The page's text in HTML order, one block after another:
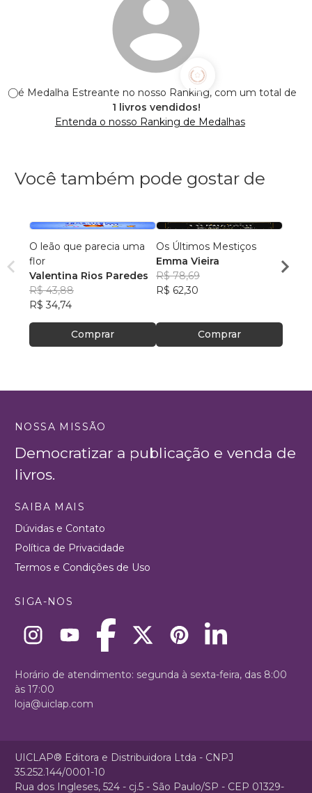
⃝ é Medalha Estreante no nosso Ranking, com um total de
1 livros vendidos!
Entenda o nosso Ranking de Medalhas
Você também pode gostar de
O leão que parecia uma
flor
Valentina Rios Paredes
R$ 43,88
R$ 34,74
Comprar
Os Últimos Mestiços
Emma Vieira
R$ 78,69
R$ 62,30
Comprar
R$
NOSSA MISSÃO
Democratizar a publicação e venda de
livros.
SAIBA MAIS
Dúvidas e Contato
Política de Privacidade
Termos e Condições de Uso
SIGA-NOS
Horário de atendimento: segunda à sexta-feira, das 8:00
às 17:00
loja@uiclap.com
UICLAP® Editora e Distribuidora Ltda - CNPJ
35.252.144/0001-10
Rua dos Ingleses, 524 - cj.5 - São Paulo/SP - CEP 01329-